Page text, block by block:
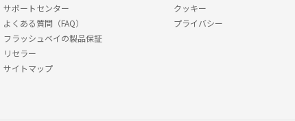
サポートセンター
よくある質問（FAQ）
フラッシュベイの製品保証
リセラー
サイトマップ
クッキー
プライバシー